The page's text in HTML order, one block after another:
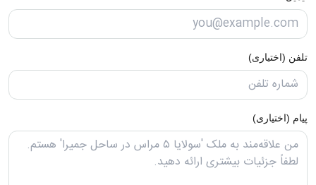
تلفن (اختیاری)
پیام (اختیاری)